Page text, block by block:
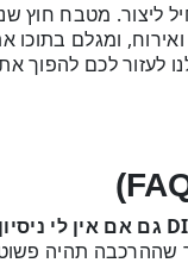
ליצור. מטבח חוץ
ומגלם בתוכו
לעזור לכם
שההרכבה תהיה